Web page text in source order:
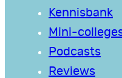
Kennisbank
Mini-
Podcasts
Reviews